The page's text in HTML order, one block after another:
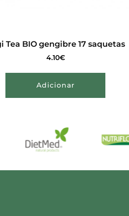
Tea BIO gengibre 17 saquetas
4.10€
Adicionar